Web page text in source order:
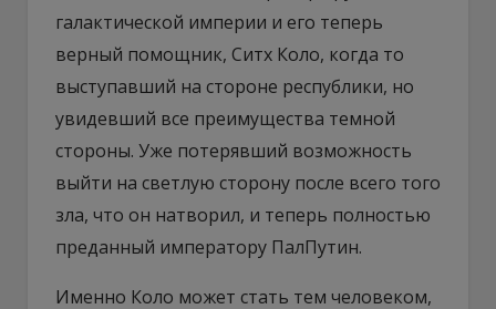
галактической империи и его теперь
верный помощник, Ситх Коло, когда то
выступавший на стороне республики, но
увидевший все преимущества темной
стороны. Уже потерявший возможность
выйти на светлую сторону после всего того
зла, что он натворил, и теперь полностью
преданный императору ПалПутин.
Именно Коло может стать тем человеком,